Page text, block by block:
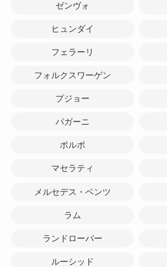
ゼンヴォ
ヒュンダイ
フェラーリ
フォルクスワーゲン
プジョー
パガーニ
ボルボ
マセラティ
メルセデス・ベンツ
ラム
ランドローバー
ルーシッド